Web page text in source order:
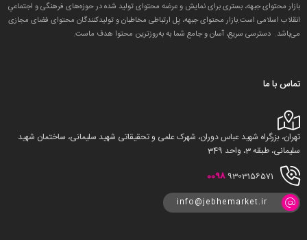
بازار محتوای جبهه، بستری برای نمایش و عرضه محتوای تولید شده در حوزه‌های فرهنگی و اجتماعیِ
انقلاب اسلامی است.بازار محتوای جبهه، پل ارتباطی مخاطبان و تولید‌کنندگان محتوای فضای مجازی
می‌باشد. دسترسی سریع، آسان و جامع شما به به‌روزترین محتوا هدف ماست.
تماس با ما
تهران، بزرگراه شهید عباس دوران، شهرک علمی و تحقیقاتی شهید سلیمانی، ساختمان شهید
سلیمانی، طبقه 3، واحد 349
0098 9303156571
info@jebhemarket.ir